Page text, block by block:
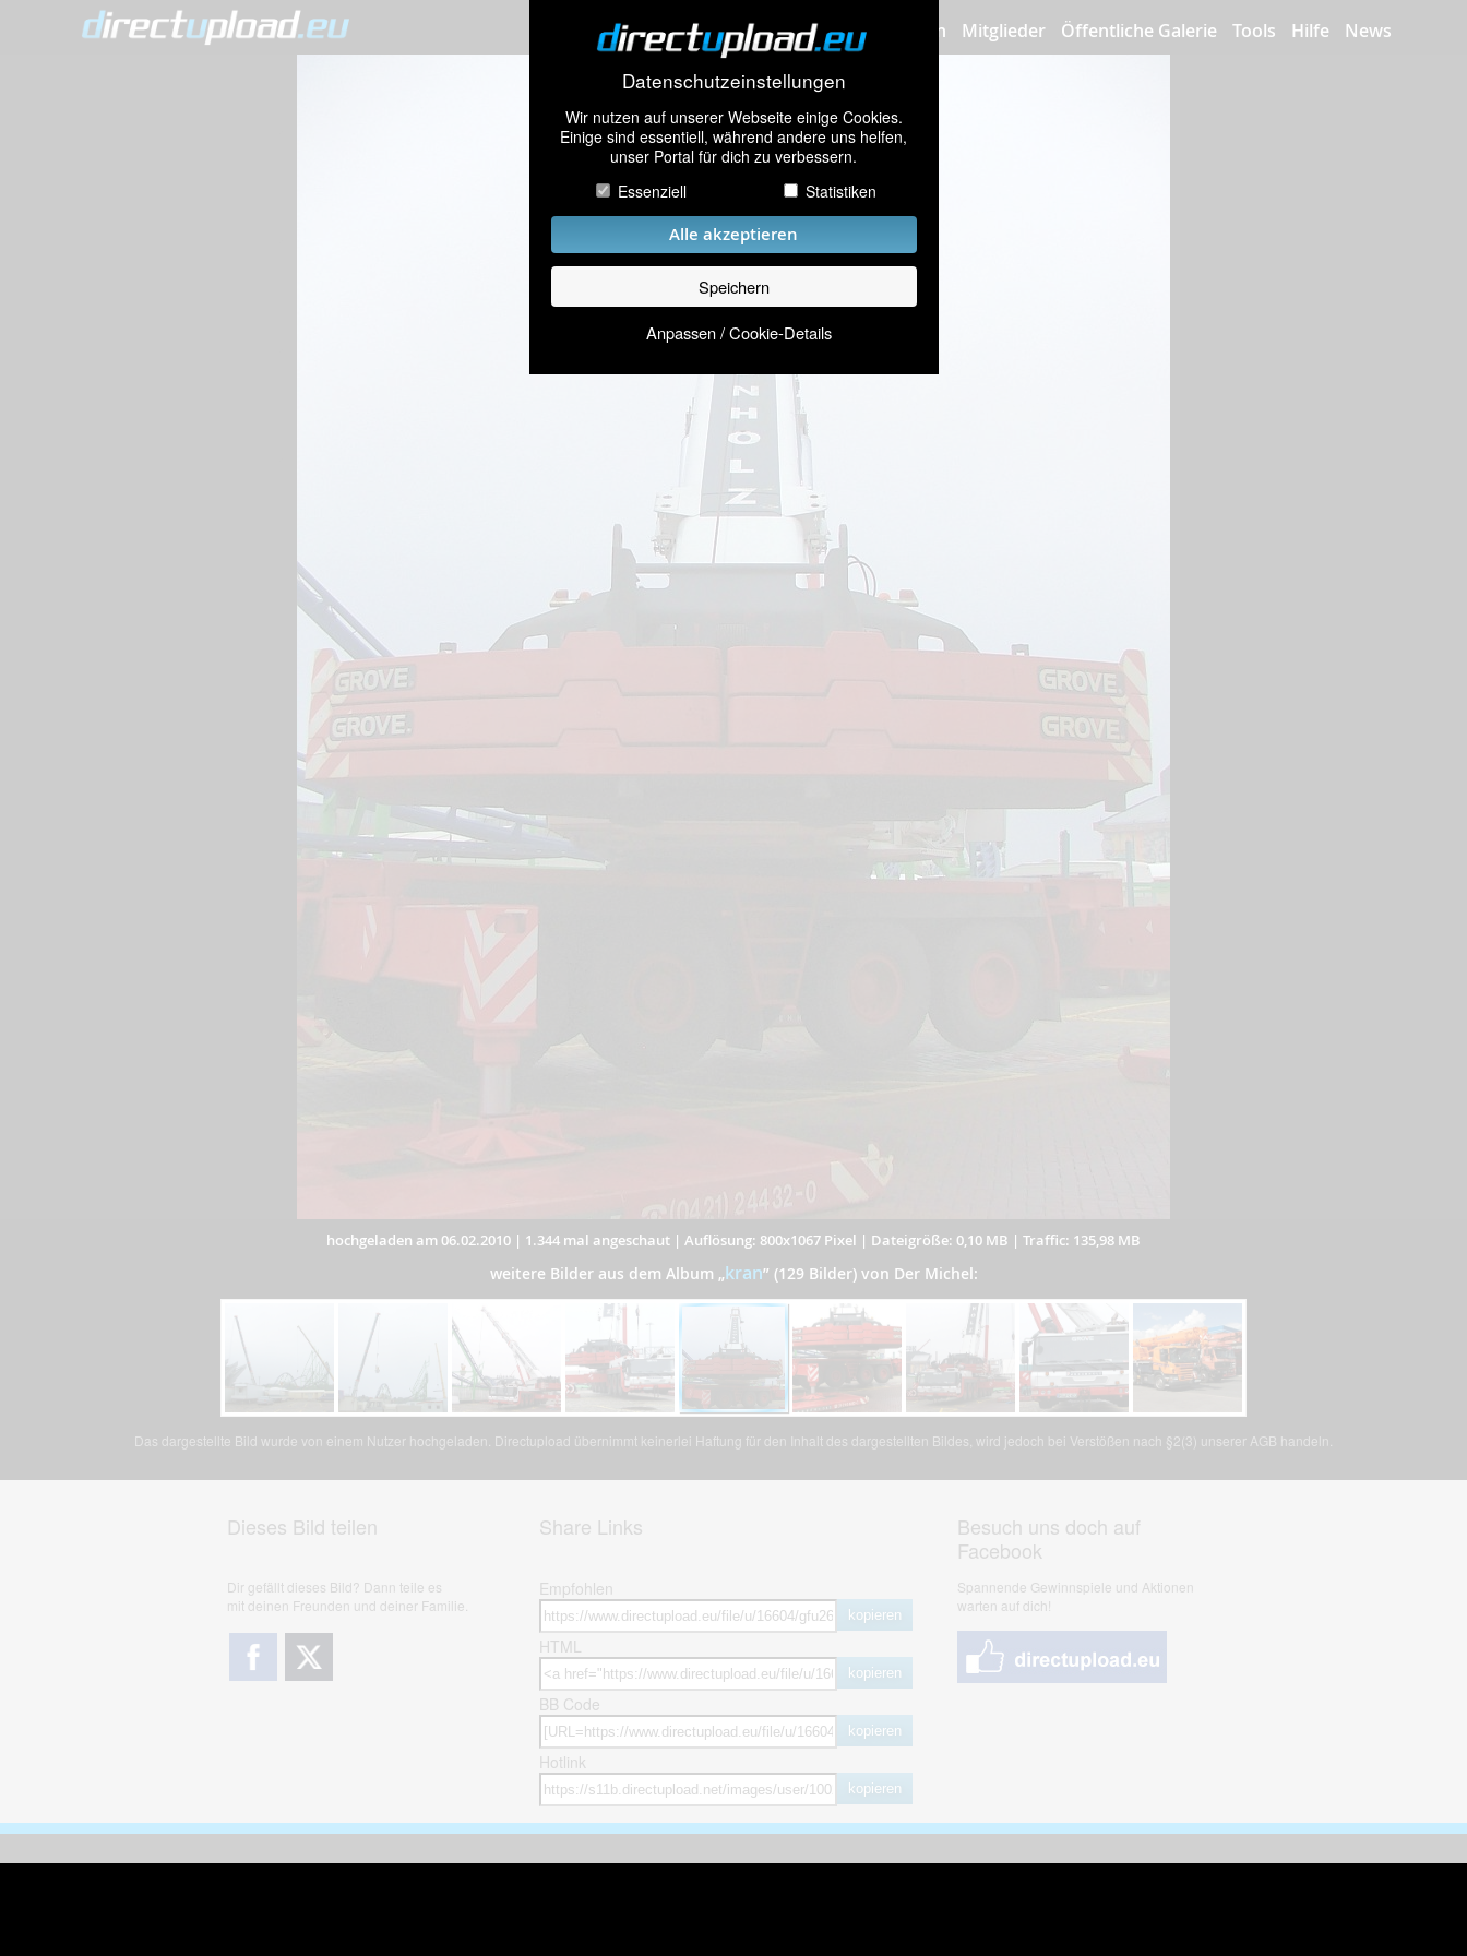
Datenschutzeinstellungen
Wir nutzen auf unserer Webseite einige Cookies.
Einige sind essentiell, während andere uns helfen,
unser Portal für dich zu verbessern.
Essenziell
Statistiken
Alle akzeptieren
Speichern
Anpassen / Cookie-Details
Bilder hochladen Mitglieder Öffentliche Galerie Tools Hilfe News
hochgeladen am 06.02.2010 | 1.344 mal angeschaut | Auflösung: 800x1067 Pixel | Dateigröße: 0,10 MB | Traffic: 135,98 MB
weitere Bilder aus dem Album „kran” (129 Bilder) von Der Michel:
Das dargestellte Bild wurde von einem Nutzer hochgeladen. Directupload übernimmt keinerlei Haftung für den Inhalt des dargestellten Bildes, wird jedoch bei Verstößen nach §2(3) unserer AGB handeln.
Dieses Bild teilen
Dir gefällt dieses Bild? Dann teile es
mit deinen Freunden und deiner Familie.
Share Links
Empfohlen
kopieren
HTML
kopieren
BB Code
kopieren
Hotlink
kopieren
Besuch uns doch auf
Facebook
Spannende Gewinnspiele und Aktionen
warten auf dich!